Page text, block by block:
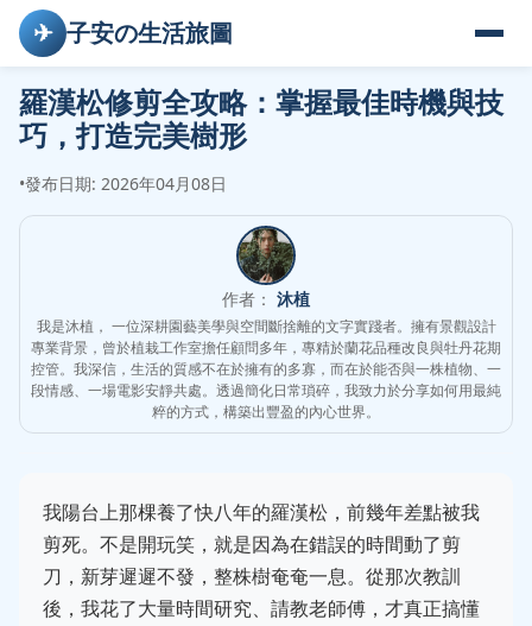
✈ 子安の生活旅圖
羅漢松修剪全攻略：掌握最佳時機與技
巧，打造完美樹形
•發布日期: 2026年04月08日
作者： 沐植
我是沐植， 一位深耕園藝美學與空間斷捨離的文字實踐者。擁有景觀設計
專業背景，曾於植栽工作室擔任顧問多年，專精於蘭花品種改良與牡丹花期
控管。我深信，生活的質感不在於擁有的多寡，而在於能否與一株植物、一
段情感、一場電影安靜共處。透過簡化日常瑣碎，我致力於分享如何用最純
粹的方式，構築出豐盈的內心世界。
我陽台上那棵養了快八年的羅漢松，前幾年差點被我
剪死。不是開玩笑，就是因為在錯誤的時間動了剪
刀，新芽遲遲不發，整株樹奄奄一息。從那次教訓
後，我花了大量時間研究、請教老師傅，才真正搞懂